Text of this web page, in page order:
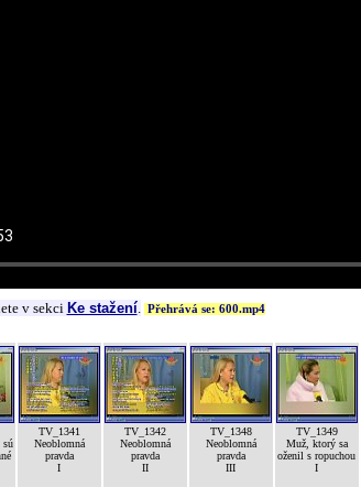
v sekci Ke stažení. Přehrává se: 600.mp4
sú
TV_1341
Neoblomná
pravda
I
TV_1342
Neoblomná
pravda
II
TV_1348
Neoblomná
pravda
III
TV_1349
Muž, ktorý sa
oženil s ropuchou
I